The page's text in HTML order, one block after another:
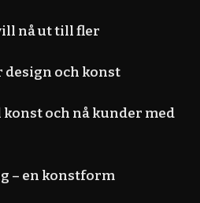
nå ut till fler
och konst
konst och nå kunder med
– en konstform